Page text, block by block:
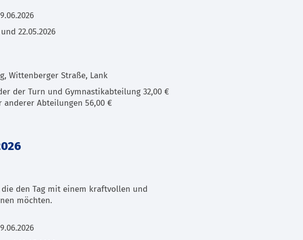
22.05.2026
Wittenberger Straße, Lank
der Turn und Gymnastikabteilung 32,00 €
Abteilungen 56,00 €
die den Tag mit einem kraftvollen und
möchten.